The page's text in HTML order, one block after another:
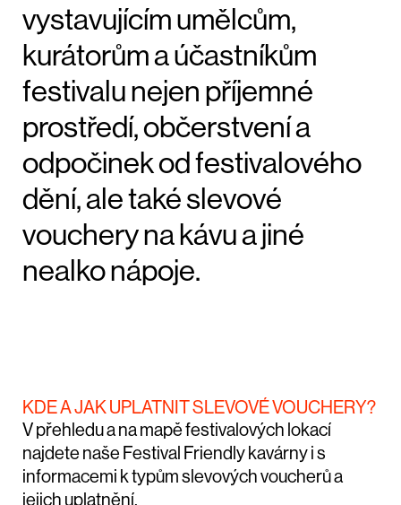
vystavujícím umělcům,
kurátorům a účastníkům
festivalu nejen příjemné
prostředí, občerstvení a
odpočinek od festivalového
dění, ale také slevové
vouchery na kávu a jiné
nealko nápoje.
KDE A JAK UPLATNIT SLEVOVÉ VOUCHERY?
V přehledu a na mapě festivalových lokací
najdete naše Festival Friendly kavárny i s
informacemi k typům slevových voucherů a
jejich uplatnění.